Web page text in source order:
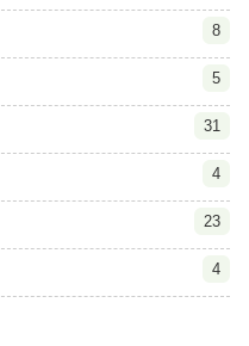
8
5
31
4
23
4